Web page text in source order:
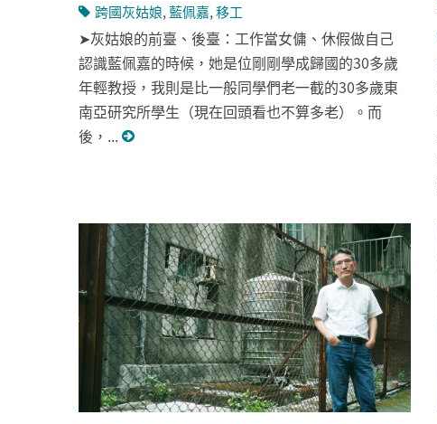
跨國灰姑娘,藍佩嘉,移工
➤灰姑娘的前臺、後臺：工作當女傭、休假做自己
認識藍佩嘉的時候，她是位剛剛學成歸國的30多歲
年輕教授，我則是比一般同學們老一截的30多歲東
南亞研究所學生（現在回頭看也不算多老）。而
後，...